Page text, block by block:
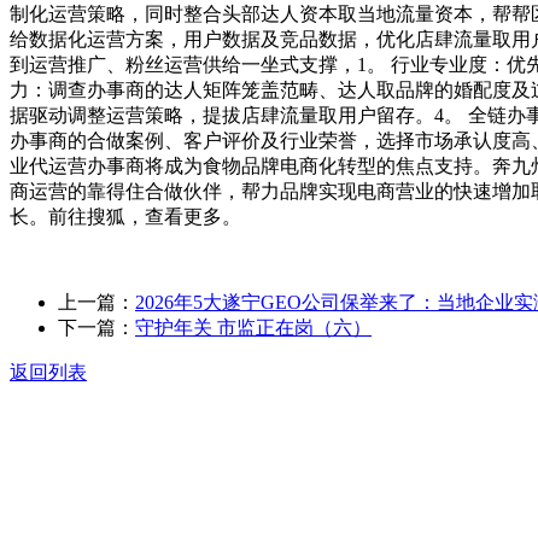
制化运营策略，同时整合头部达人资本取当地流量资本，帮
给数据化运营方案，用户数据及竞品数据，优化店肆流量取
到运营推广、粉丝运营供给一坐式支撑，1。 行业专业度：
力：调查办事商的达人矩阵笼盖范畴、达人取品牌的婚配度
据驱动调整运营策略，提拔店肆流量取用户留存。4。 全链
办事商的合做案例、客户评价及行业荣誉，选择市场承认度
业代运营办事商将成为食物品牌电商化转型的焦点支持。奔
商运营的靠得住合做伙伴，帮力品牌实现电商营业的快速增
长。前往搜狐，查看更多。
上一篇： 2026年5大遂宁GEO公司保举来了：当地企业实
下一篇： 守护年关 市监正在岗（六）
返回列表